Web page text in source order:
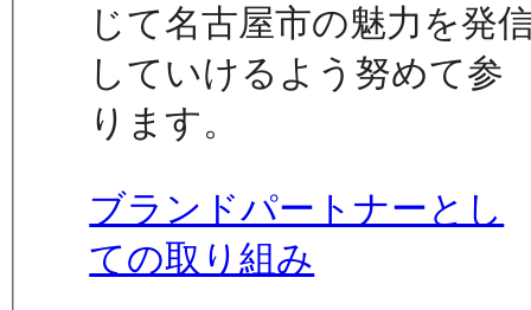
じて名古屋市の魅力を発
していけるよう努めて参
ります。
ブランドパートナーとし
ての取り組み